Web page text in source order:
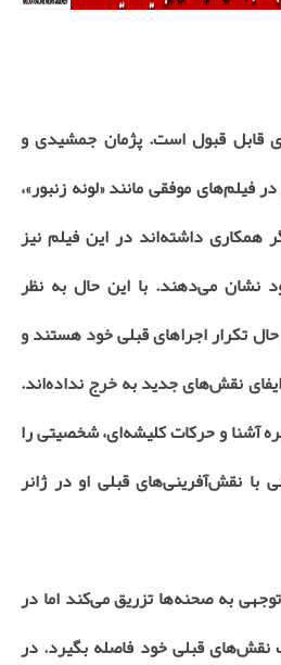
قابل قبول است. پژمان جمشیدی و
موفقی مانند «لونه زنبور»،
همکاری داشته‌اند در این فیلم نیز
نشان می‌دهند. با این حال به نظر
تکرار اجراهای قبلی خود هستند و
نقش‌های جدید به خرج نداده‌اند.
آشنا و حرکات کلیشه‌ای، شخصیتی را
با نقش‌آفرینی‌های قبلی او در ژانر
به صحنه‌ها تزریق می‌کند اما در
نقش‌های قبلی خود فاصله بگیرد. در